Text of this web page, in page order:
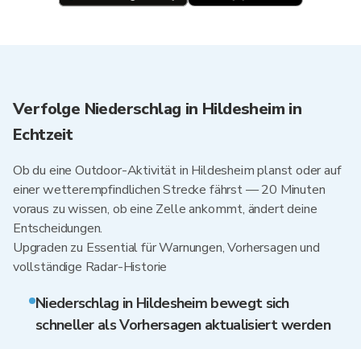
Verfolge Niederschlag in Hildesheim in
Echtzeit
Ob du eine Outdoor-Aktivität in Hildesheim planst oder auf
einer wetterempfindlichen Strecke fährst — 20 Minuten
voraus zu wissen, ob eine Zelle ankommt, ändert deine
Entscheidungen.
Upgraden zu Essential für Warnungen, Vorhersagen und
vollständige Radar-Historie
Niederschlag in Hildesheim bewegt sich
schneller als Vorhersagen aktualisiert werden